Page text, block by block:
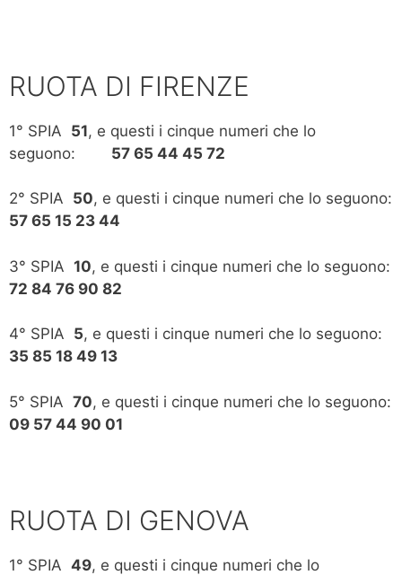
RUOTA DI FIRENZE
1° SPIA 51, e questi i cinque numeri che lo
seguono: 57 65 44 45 72
2° SPIA 50, e questi i cinque numeri che lo seguono:
57 65 15 23 44
3° SPIA 10, e questi i cinque numeri che lo seguono:
72 84 76 90 82
4° SPIA 5, e questi i cinque numeri che lo seguono:
35 85 18 49 13
5° SPIA 70, e questi i cinque numeri che lo seguono:
09 57 44 90 01
RUOTA DI GENOVA
1° SPIA 49, e questi i cinque numeri che lo